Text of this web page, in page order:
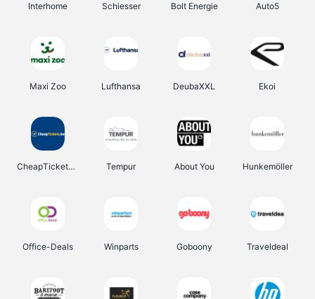
Interhome Schiesser Bolt Energie Auto5
Maxi Zoo Lufthansa DeubaXXL Ekoi
CheapTickets.be Tempur About You Hunkemöller
Office-Deals Winparts Goboony Traveldeal